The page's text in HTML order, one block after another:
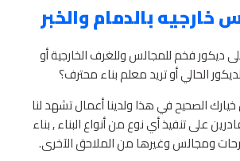
خارجيه بالدمام والخبر
ديكور فخم للمجالس وللغرف الخارجية أو
الحالي أو تريد معلم بناء محترف؟
خيارك الصحيح في هذا ولدينا أعمال تشهد لنا
على تنفيذ أي نوع من أنواع البناء , بناء
ومجالس وغيرها من الملاحق الآخرى.